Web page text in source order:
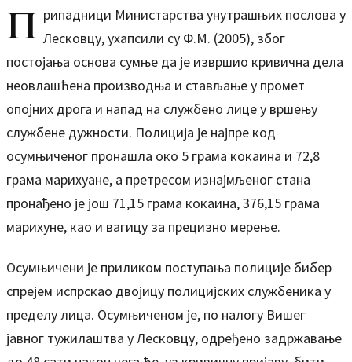
П рипадници Министарства унутрашњих послова у
Лесковцу, ухапсили су Ф.М. (2005), због
постојања основа сумње да је извршио кривична дела
неовлашћена производња и стављање у промет
опојних дрога и напад на службено лице у вршењу
службене дужности. Полиција је најпре код
осумњиченог пронашла око 5 грама кокаина и 72,8
грама марихуане, а претресом изнајмљеног стана
пронађено је још 71,15 грама кокаина, 376,15 грама
марихуне, као и вагицу за прецизно мерење.
Осумњичени је приликом поступања полиције бибер
спрејем испрскао двојицу полицијских службеника у
пределу лица. Осумњиченом је, по налогу Вишег
јавног тужилаштва у Лесковцу, одређено задржавање